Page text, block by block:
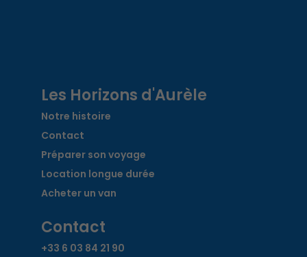
Les Horizons d'Aurèle
Notre histoire
Contact
Préparer son voyage
Location longue durée
Acheter un van
Contact
+33 6 03 84 21 90